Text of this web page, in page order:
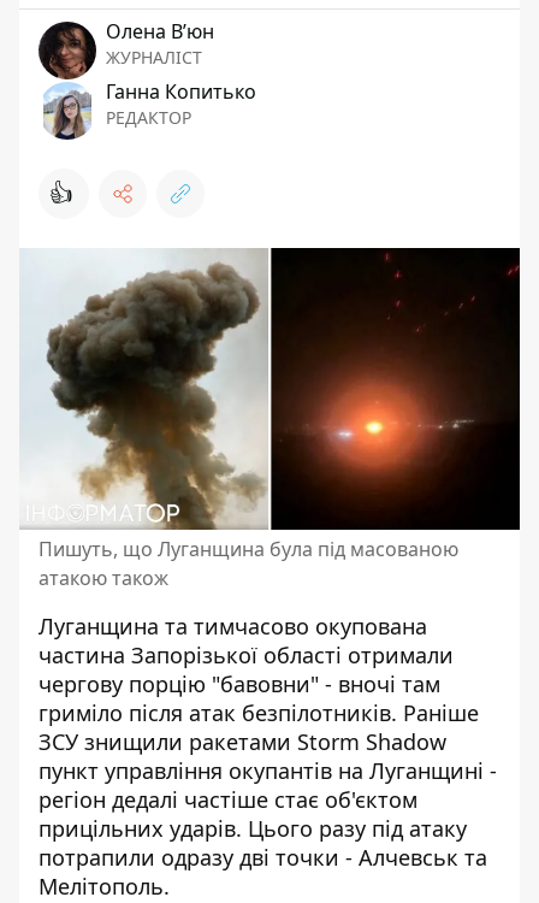
Олена Вʼюн
ЖУРНАЛІСТ
Ганна Копитько
РЕДАКТОР
👍
Пишуть, що Луганщина була під масованою
атакою також
Луганщина та тимчасово окупована
частина Запорізької області отримали
чергову порцію "бавовни" - вночі там
гриміло після атак безпілотників. Раніше
ЗСУ знищили ракетами Storm Shadow
пункт управління окупантів на Луганщині -
регіон дедалі частіше стає об'єктом
прицільних ударів. Цього разу під атаку
потрапили одразу дві точки - Алчевськ та
Мелітополь.